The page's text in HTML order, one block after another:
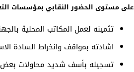
على مستوى الحضور النقابي بمؤسسات
تثمينه لعمل المكاتب المحلية
اشادته بمواقف وانخراط السادة
تسجيله بأسف شديد محاولات بعض